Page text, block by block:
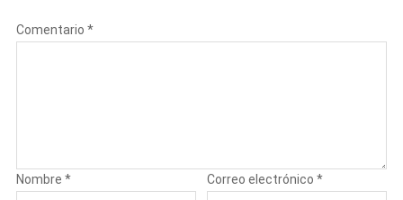
Comentario *
Nombre * Correo electrónico*